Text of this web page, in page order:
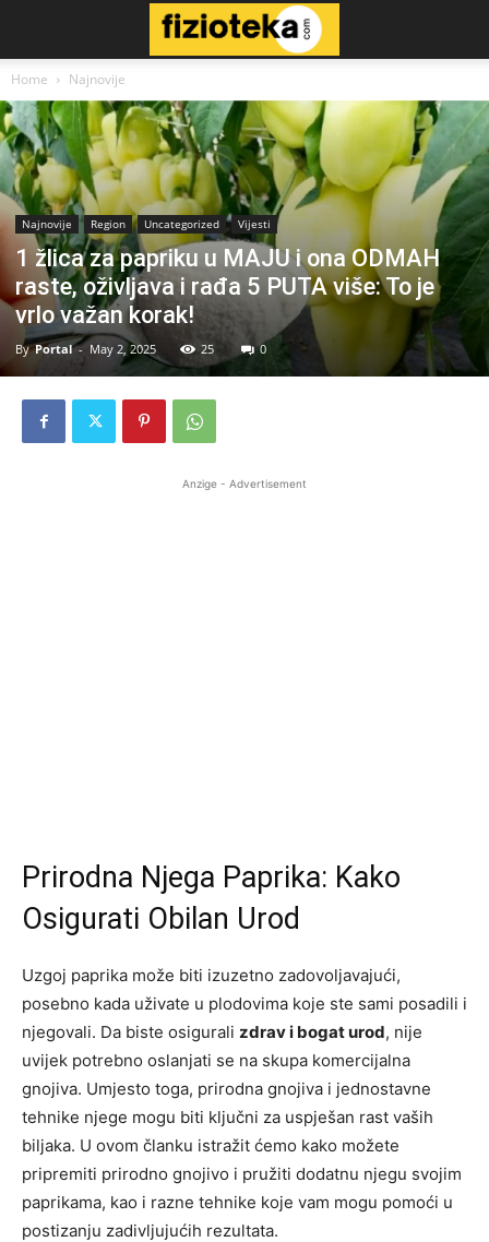
Home Najnovije
Najnovije Region Uncategorized Vijesti
1 žlica za papriku u MAJU i ona ODMAH
raste, oživljava i rađa 5 PUTA više: To je
vrlo važan korak!
By Portal - May 2, 2025 25 0
Anzige - Advertisement
Prirodna Njega Paprika: Kako
Osigurati Obilan Urod
Uzgoj paprika može biti izuzetno zadovoljavajući,
posebno kada uživate u plodovima koje ste sami posadili i
njegovali. Da biste osigurali zdrav i bogat urod, nije
uvijek potrebno oslanjati se na skupa komercijalna
gnojiva. Umjesto toga, prirodna gnojiva i jednostavne
tehnike njege mogu biti ključni za uspješan rast vaših
biljaka. U ovom članku istražit ćemo kako možete
pripremiti prirodno gnojivo i pružiti dodatnu njegu svojim
paprikama, kao i razne tehnike koje vam mogu pomoći u
postizanju zadivljujućih rezultata.